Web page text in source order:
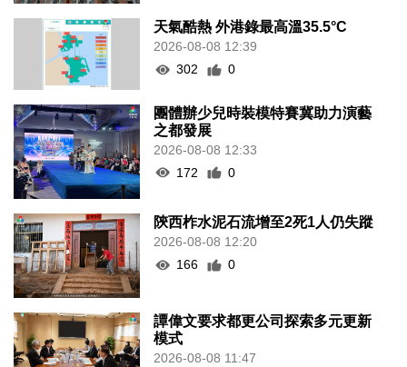
天氣酷熱 外港錄最高溫35.5°C
2026-08-08 12:39
302
0
團體辦少兒時裝模特賽冀助力演藝
之都發展
2026-08-08 12:33
172
0
陝西柞水泥石流增至2死1人仍失蹤
2026-08-08 12:20
166
0
譚偉文要求都更公司探索多元更新
模式
2026-08-08 11:47